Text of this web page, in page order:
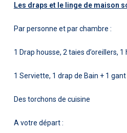
Les draps et le linge de maison
Par personne et par chambre :
1 Drap housse, 2 taies d’oreillers,
1 Serviette, 1 drap de Bain + 1
Des torchons de cuisine
A votre départ :